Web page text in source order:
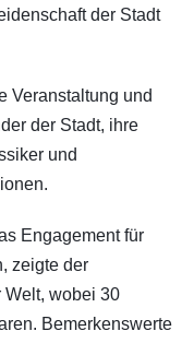
der Stadt
Veranstaltung und
der Stadt, ihre
und
Engagement für
zeigte der
Welt, wobei 30
Bemerkenswerte